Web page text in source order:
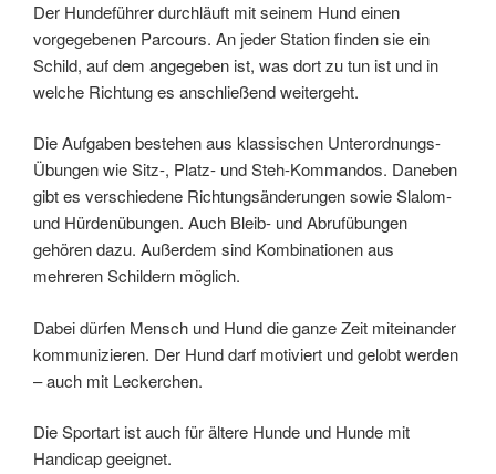
Der Hundeführer durchläuft mit seinem Hund einen
vorgegebenen Parcours. An jeder Station finden sie ein
Schild, auf dem angegeben ist, was dort zu tun ist und in
welche Richtung es anschließend weitergeht.
Die Aufgaben bestehen aus klassischen Unterordnungs-
Übungen wie Sitz-, Platz- und Steh-Kommandos. Daneben
gibt es verschiedene Richtungsänderungen sowie Slalom-
und Hürdenübungen. Auch Bleib- und Abrufübungen
gehören dazu. Außerdem sind Kombinationen aus
mehreren Schildern möglich.
Dabei dürfen Mensch und Hund die ganze Zeit miteinander
kommunizieren. Der Hund darf motiviert und gelobt werden
– auch mit Leckerchen.
Die Sportart ist auch für ältere Hunde und Hunde mit
Handicap geeignet.